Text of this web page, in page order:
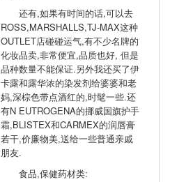
还有,如果有时间的话,可以去
ROSS,MARSHALLS,TJ-MAX这种
OUTLET店碰碰运气,有不少名牌的
化妆品卖,非常便宜,品质也好, 但是
品种数量不能保证.另外我还买了伊
卡露和露华浓的染发剂给婆婆和老
妈,深棕色带点酒红的,时髦一些.还
有N EUTROGENA的挪威国旗护手
霜,BLISTEX和CARMEX的润唇膏
若干,价廉物美,送给一些普通亲戚
朋友.
食品,保健药材类: